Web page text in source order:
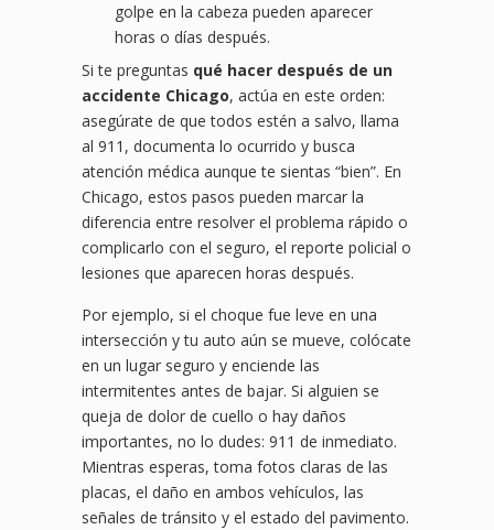
golpe en la cabeza pueden aparecer
horas o días después.
Si te preguntas qué hacer después de un
accidente Chicago, actúa en este orden:
asegúrate de que todos estén a salvo, llama
al 911, documenta lo ocurrido y busca
atención médica aunque te sientas “bien”. En
Chicago, estos pasos pueden marcar la
diferencia entre resolver el problema rápido o
complicarlo con el seguro, el reporte policial o
lesiones que aparecen horas después.
Por ejemplo, si el choque fue leve en una
intersección y tu auto aún se mueve, colócate
en un lugar seguro y enciende las
intermitentes antes de bajar. Si alguien se
queja de dolor de cuello o hay daños
importantes, no lo dudes: 911 de inmediato.
Mientras esperas, toma fotos claras de las
placas, el daño en ambos vehículos, las
señales de tránsito y el estado del pavimento.